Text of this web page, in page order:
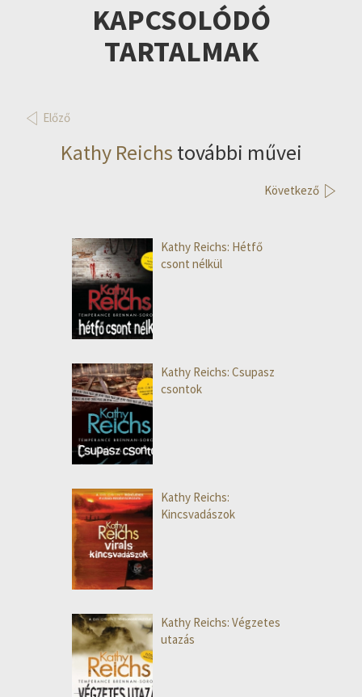
KAPCSOLÓDÓ
TARTALMAK
Előző
Kathy Reichs további művei
Következő
Kathy Reichs: Hétfő
csont nélkül
Kathy Reichs: Csupasz
csontok
Kathy Reichs:
Kincsvadászok
Kathy Reichs: Végzetes
utazás